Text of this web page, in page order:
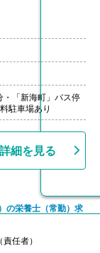
度 2年目以降は最大
）※片道2km以上か
「新海町」バス停
駐車場あり
細を見る
の栄養士（常勤）求
任者）